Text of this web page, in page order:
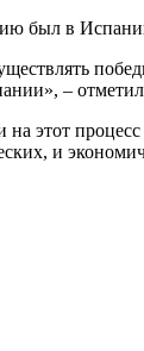
был в
–
этот
и